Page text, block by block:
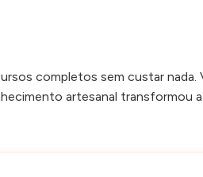
completos sem custar
artesanal transformou